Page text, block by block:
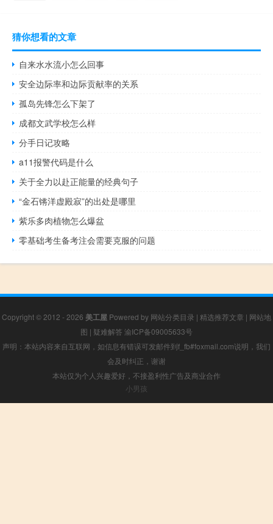
猜你想看的文章
自来水水流小怎么回事
安全边际率和边际贡献率的关系
孤岛先锋怎么下架了
成都文武学校怎么样
分手日记攻略
a11报警代码是什么
关于全力以赴正能量的经典句子
“金石锵洋虚殿寂”的出处是哪里
紫乐多肉植物怎么爆盆
零基础考生备考注会需要克服的问题
Copyright © 2012 - 2026 美工屋 Powered by 网站分类目录 | 精选推荐文章 | 网站地
图 | 疑难解答 渝ICP备09005633号
声明：本站内容来自互联网，如信息有错误可发邮件到f_fb#foxmail.com说明，我们
会及时纠正，谢谢
本站仅为个人兴趣爱好，不接盈利性广告及商业合作
小男孩